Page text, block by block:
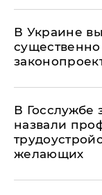
В Украине
В Госслужбе
назвали
желающих